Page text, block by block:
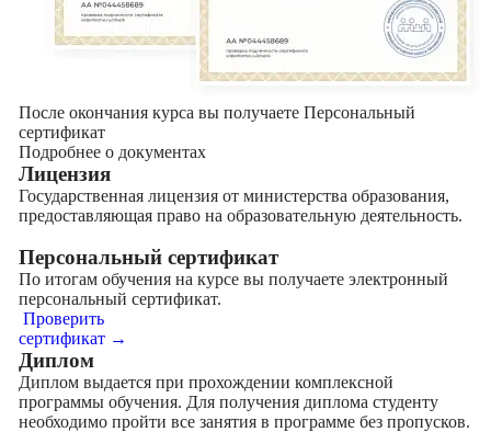
После окончания курса вы получаете Персональный
сертификат
Подробнее о документах
Лицензия
Государственная лицензия от министерства образования,
предоставляющая право на образовательную деятельность.
Персональный сертификат
По итогам обучения на курсе вы получаете электронный
персональный сертификат.
Проверить
сертификат →
Диплом
Диплом выдается при прохождении комплексной
программы обучения. Для получения диплома студенту
необходимо пройти все занятия в программе без пропусков.